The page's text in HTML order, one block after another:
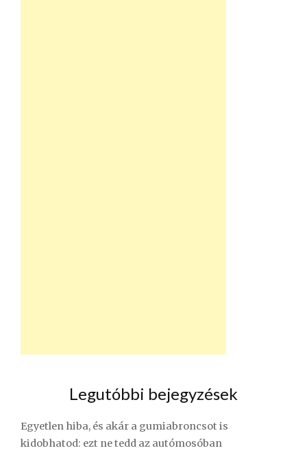
Legutóbbi bejegyzések
Egyetlen hiba, és akár a gumiabroncsot is
kidobhatod: ezt ne tedd az autómosóban